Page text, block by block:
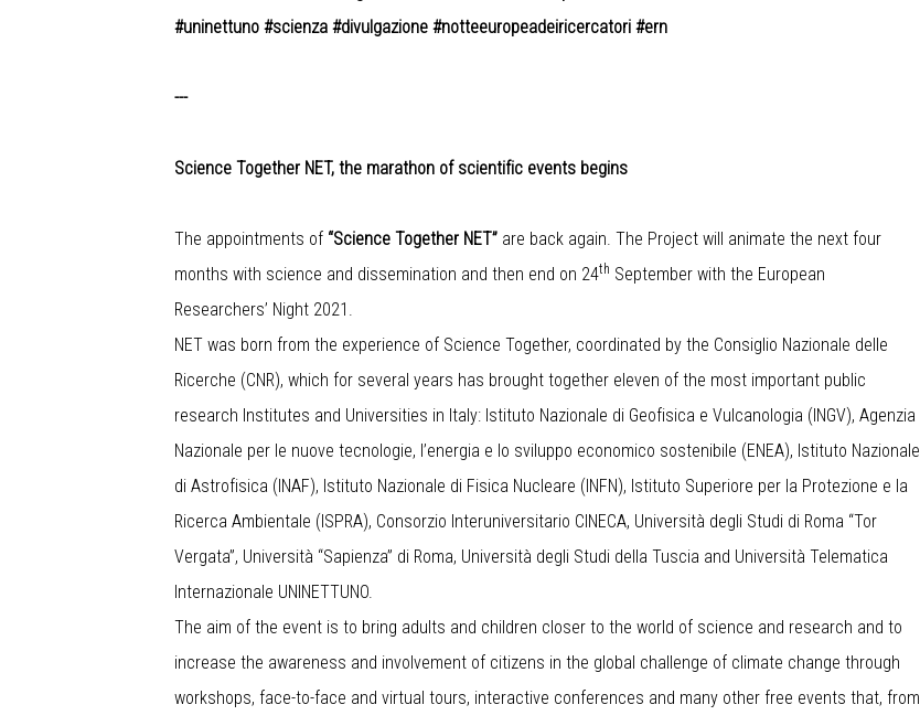
#uninettuno #scienza #divulgazione #notteeuropeadeiricercatori #ern
---
Science Together NET, the marathon of scientific events begins
The appointments of “Science Together NET” are back again. The Project will animate the next four
months with science and dissemination and then end on 24th September with the European
Researchers’ Night 2021.
NET was born from the experience of Science Together, coordinated by the Consiglio Nazionale delle
Ricerche (CNR), which for several years has brought together eleven of the most important public
research Institutes and Universities in Italy: Istituto Nazionale di Geofisica e Vulcanologia (INGV), Agenzia
Nazionale per le nuove tecnologie, l’energia e lo sviluppo economico sostenibile (ENEA), Istituto Nazionale
di Astrofisica (INAF), Istituto Nazionale di Fisica Nucleare (INFN), Istituto Superiore per la Protezione e la
Ricerca Ambientale (ISPRA), Consorzio Interuniversitario CINECA, Università degli Studi di Roma “Tor
Vergata”, Università “Sapienza” di Roma, Università degli Studi della Tuscia and Università Telematica
Internazionale UNINETTUNO.
The aim of the event is to bring adults and children closer to the world of science and research and to
increase the awareness and involvement of citizens in the global challenge of climate change through
workshops, face-to-face and virtual tours, interactive conferences and many other free events that, from